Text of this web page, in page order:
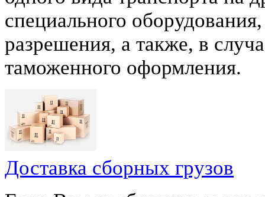
специального
разрешения, а также, в
таможенного оформления.
Доставка сборных грузов